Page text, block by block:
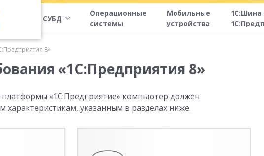
СУБД
Операционные
системы
Мобильные
устройства
1С:Шина
8»
«1С:Предприятия 8»
платформы «1С:Предприятие» компьютер должен
характеристикам, указанным в разделах ниже.